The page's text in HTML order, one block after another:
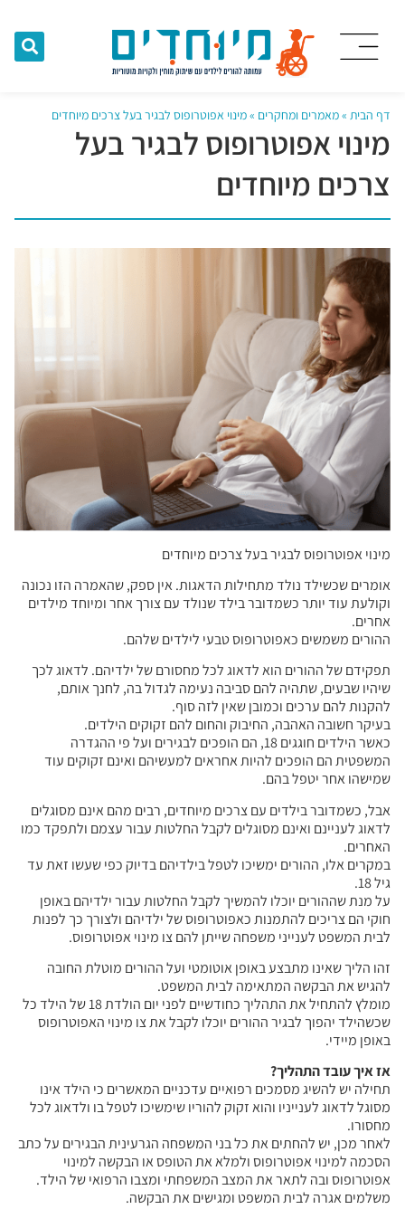
דף הבית »מאמרים ומחקרים »מינוי אפוטרופוס לבגיר בעל צרכים מיוחדים
מינוי אפוטרופוס לבגיר בעל
צרכים מיוחדים
מינוי אפוטרופוס לבגיר בעל צרכים מיוחדים
אומרים שכשילד נולד מתחילות הדאגות. אין ספק, שהאמרה הזו נכונה
וקולעת עוד יותר כשמדובר בילד שנולד עם צורך אחר ומיוחד מילדים
אחרים.
ההורים משמשים כאפוטרופוס טבעי לילדים שלהם.
תפקידם של ההורים הוא לדאוג לכל מחסורם של ילדיהם. לדאוג לכך
שיהיו שבעים, שתהיה להם סביבה נעימה לגדול בה, לחנך אותם,
להקנות להם ערכים וכמובן שאין לזה סוף.
בעיקר חשובה האהבה, החיבוק והחום להם זקוקים הילדים.
כאשר הילדים חוגגים 18, הם הופכים לבגירים ועל פי ההגדרה
המשפטית הם הופכים להיות אחראים למעשיהם ואינם זקוקים עוד
שמישהו אחר יטפל בהם.
אבל, כשמדובר בילדים עם צרכים מיוחדים, רבים מהם אינם מסוגלים
לדאוג לעניינם ואינם מסוגלים לקבל החלטות עבור עצמם ולתפקד כמו
האחרים.
במקרים אלו, ההורים ימשיכו לטפל בילדיהם בדיוק כפי שעשו זאת עד
גיל 18.
על מנת שההורים יוכלו להמשיך לקבל החלטות עבור ילדיהם באופן
חוקי הם צריכים להתמנות כאפוטרופוס של ילדיהם ולצורך כך לפנות
לבית המשפט לענייני משפחה שייתן להם צו מינוי אפוטרופוס.
זהו הליך שאינו מתבצע באופן אוטומטי ועל ההורים מוטלת החובה
להגיש את הבקשה המתאימה לבית המשפט.
מומלץ להתחיל את התהליך כחודשיים לפני יום הולדת 18 של הילד כל
שכשהילד יהפוך לבגיר ההורים יוכלו לקבל את צו מינוי האפוטרופוס
באופן מיידי.
אז איך עובד התהליך?
תחילה יש להשיג מסמכים רפואיים עדכניים המאשרים כי הילד אינו
מסוגל לדאוג לענייניו והוא זקוק להוריו שימשיכו לטפל בו ולדאוג לכל
מחסורו.
לאחר מכן, יש להחתים את כל בני המשפחה הגרעינית הבגירים על כתב
הסכמה למינוי אפוטרופוס ולמלא את הטופס או הבקשה למינוי
אפוטרופוס ובה לתאר את המצב המשפחתי ומצבו הרפואי של הילד.
משלמים אגרה לבית המשפט ומגישים את הבקשה.